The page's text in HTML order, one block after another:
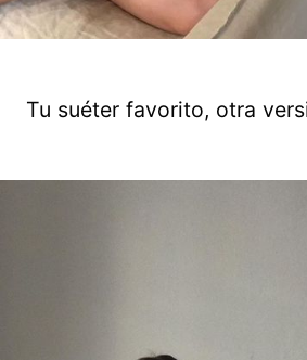
Tu suéter favorito, otra